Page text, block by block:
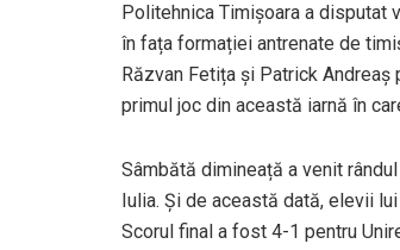
Politehnica Timișoara a disputat
în fața formației antrenate de
Răzvan Fetița și Patrick
primul joc din această iarnă în
Sâmbătă dimineață a venit
Iulia. Și de această dată, elevii
Scorul final a fost 4-1 pentru